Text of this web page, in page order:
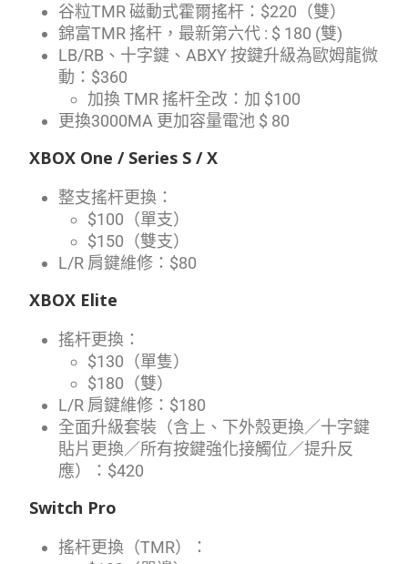
谷粒TMR 磁動式霍爾搖杆：$220（雙）
錦富TMR 搖杆，最新第六代 : $ 180 (雙)
LB/RB、十字鍵、ABXY 按鍵升級為歐姆龍微
動：$360
加換 TMR 搖杆全改：加 $100
更換3000MA 更加容量電池 $ 80
XBOX One / Series S / X
整支搖杆更換：
$100（單支）
$150（雙支）
L/R 肩鍵維修：$80
XBOX Elite
搖杆更換：
$130（單隻）
$180（雙）
L/R 肩鍵維修：$180
全面升級套裝（含上、下外殼更換／十字鍵
貼片更換／所有按鍵強化接觸位／提升反
應）：$420
Switch Pro
搖杆更換（TMR）：